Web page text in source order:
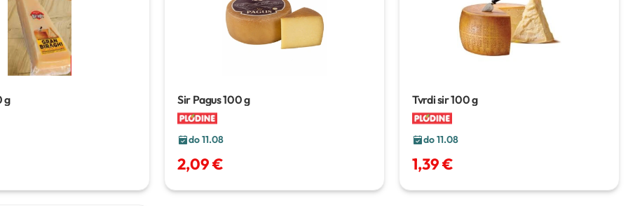
g Sir Pagus100 g
do 11.08
2,09 €
Tvrdi sir100 g
do 11.08
1,39 €